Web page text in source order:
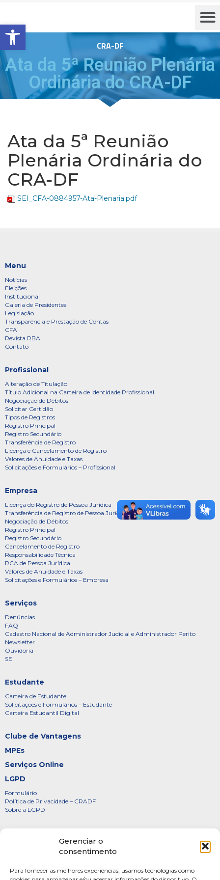
Barra de Ferramentas Aberta
Gerenciar o
consentimento
Para fornecer as melhores experiências, usamos tecnologias como
CRA-DF
Ata da 5ª Reunião Plenária
Ordinária do CRA-DF
Ata da 5ª Reunião
Plenária Ordinária do
CRA-DF
SEI_CFA-0884957-Ata-Plenaria.pdf
Menu
Notícias
Eleições
Institucional
Galeria de Presidentes
Legislação
Transparência e Prestação de Contas
CFA
Revista RBA
Contato
Profissional
Alteração de Titulação
Título Adicional na Carteira de Identidade Profissional
Negociação de Débitos
Solicitar Certidão
Tipos de Registros
Registro Principal
Registro Secundário
Transferência de Registro
Licença e Cancelamento de Registro
Valores de Anuidade e Taxas
Solicitações e Formulários – Profissional
Empresa
Licença do Registro de Pessoa Jurídica
Transferência de Registro de Pessoa Jurídica
Negociação de Débitos
Registro Principal
Registro Secundário
Cancelamento de Registro
Responsabilidade Técnica
RCA de Pessoa Jurídica
Valores de Anuidade e Taxas
Solicitações e Formulários – Empresa
Serviços
Denúncias
FAQ
Cadastro Nacional de Administrador Judicial e Administrador Perito
Newsletter
Ouvidoria
SEI
Estudante
Carteira de Estudante
Solicitações e Formulários – Estudante
Carteira Estudantil Digital
Clube de Vantagens
MPEs
Serviços Online
LGPD
Formulário
Política de Privacidade – CRADF
Sobre a LGPD
Diretoria